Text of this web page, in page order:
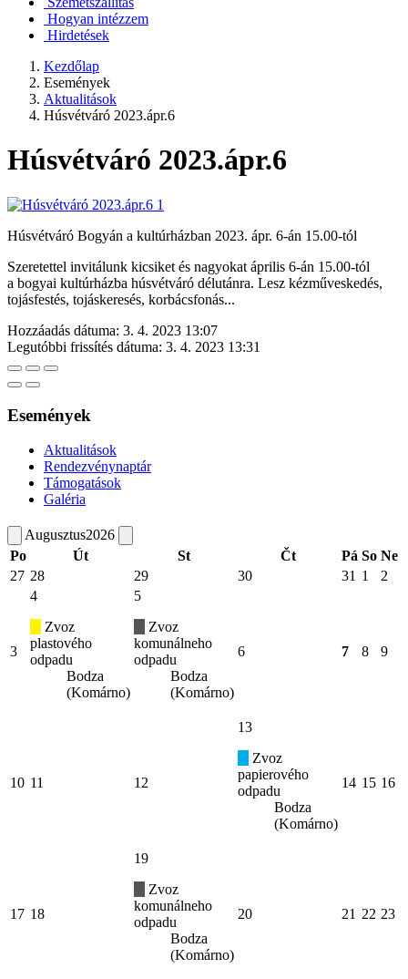
Hogyan intézzem
Hirdetések
Kezdőlap
Események
Aktualitások
Húsvétváró 2023.ápr.6
Húsvétváró 2023.ápr.6
Húsvétváró Bogyán a kultúrházban 2023. ápr. 6-án 15.00-tól
Szeretettel invitálunk kicsiket és nagyokat április 6-án 15.00-tól
a bogyai kultúrházba húsvétváró délutánra. Lesz kézműveskedés,
tojásfestés, tojáskeresés, korbácsfonás...
Hozzáadás dátuma: 3. 4. 2023 13:07
Legutóbbi frissítés dátuma: 3. 4. 2023 13:31
Események
Aktualitások
Rendezvénynaptár
Támogatások
Galéria
Augusztus2026
Po
Út St Čt Pá So Ne
27 28 29 30 31 1 2
3
4
Zvoz
plastového
odpadu
Bodza
(Komárno)
5
Zvoz
komunálneho
odpadu
Bodza
(Komárno)
6 7 8 9
10 11 12
13
Zvoz
papierového
odpadu
Bodza
(Komárno)
14 15 16
17 18
19
Zvoz
komunálneho
odpadu
Bodza
(Komárno)
20 21 22 23